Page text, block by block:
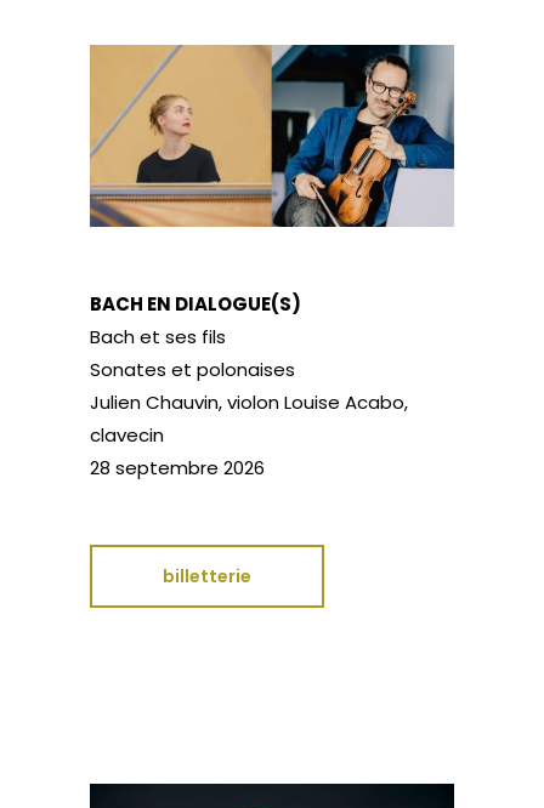
BACH EN DIALOGUE(S)
Bach et ses fils
Sonates et polonaises
Julien Chauvin, violon Louise Acabo,
clavecin
28 septembre 2026
billetterie